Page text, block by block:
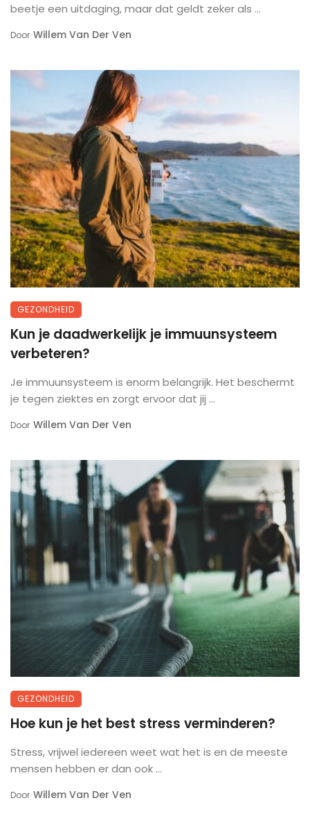
beetje een uitdaging, maar dat geldt zeker als ...
Door Willem Van Der Ven
GEZONDHEID
Kun je daadwerkelijk je immuunsysteem
verbeteren?
Je immuunsysteem is enorm belangrijk. Het beschermt
je tegen ziektes en zorgt ervoor dat jij ...
Door Willem Van Der Ven
GEZONDHEID
Hoe kun je het best stress verminderen?
Stress, vrijwel iedereen weet wat het is en de meeste
mensen hebben er dan ook ...
Door Willem Van Der Ven